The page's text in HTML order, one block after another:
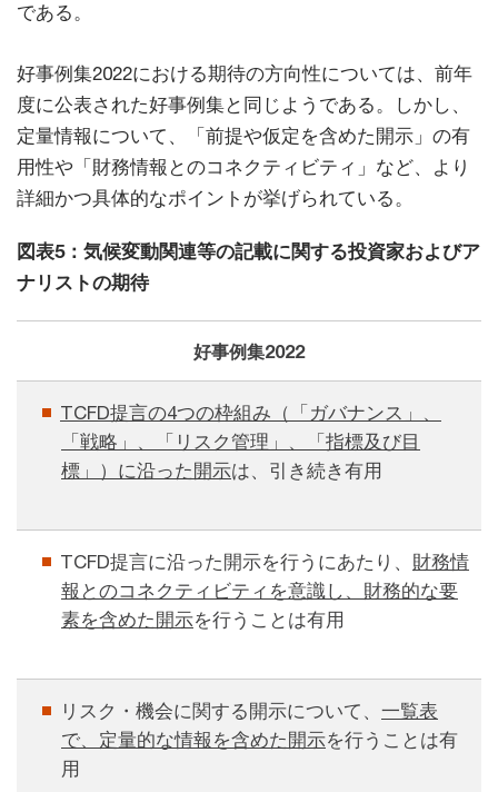
である。
好事例集2022における期待の方向性については、前年
度に公表された好事例集と同じようである。しかし、
定量情報について、「前提や仮定を含めた開示」の有
用性や「財務情報とのコネクティビティ」など、より
詳細かつ具体的なポイントが挙げられている。
図表5：気候変動関連等の記載に関する投資家およびア
ナリストの期待
好事例集2022
TCFD提言の4つの枠組み（「ガバナンス」、
「戦略」、「リスク管理」、「指標及び目
標」）に沿った開示は、引き続き有用
TCFD提言に沿った開示を行うにあたり、 財務情
報とのコネクティビティを意識し、財務的な要
素を含めた開示を行うことは有用
リスク・機会に関する開示について、 一覧表
で、定量的な情報を含めた開示を行うことは有
用